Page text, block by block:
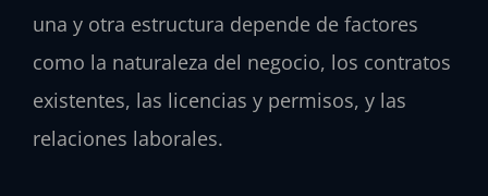
una y otra estructura depende de factores
como la naturaleza del negocio, los contratos
existentes, las licencias y permisos, y las
relaciones laborales.